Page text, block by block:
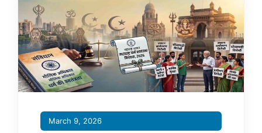
March 9, 2026